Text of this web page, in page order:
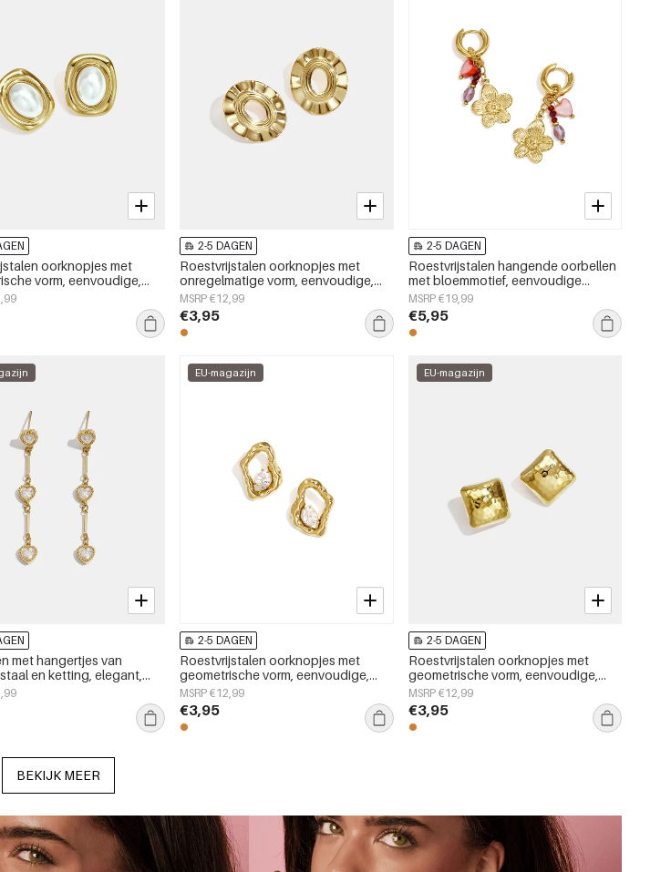
oorknopjes met
vorm, eenvoudige,
serie, damessieraden
2-5 DAGEN
Roestvrijstalen oorknopjes met
onregelmatige vorm, eenvoudige,
alledaagse serie, dames sieraden
MSRP €12,99
€3,95
2-5 DAGEN
Roestvrijstalen hangende oorbellen
met bloemmotief, eenvoudige
dagelijkse sieraden uit de Simple-
serie voor dames.
MSRP €19,99
€5,95
met hangertjes van
en ketting, elegant,
feestjes en
luxe serie
EU-magazijn
2-5 DAGEN
Roestvrijstalen oorknopjes met
geometrische vorm, eenvoudige,
alledaagse serie, damessieraden
MSRP €12,99
€3,95
EU-magazijn
2-5 DAGEN
Roestvrijstalen oorknopjes met
geometrische vorm, eenvoudige,
alledaagse serie, damessieraden
MSRP €12,99
€3,95
BEKIJK MEER